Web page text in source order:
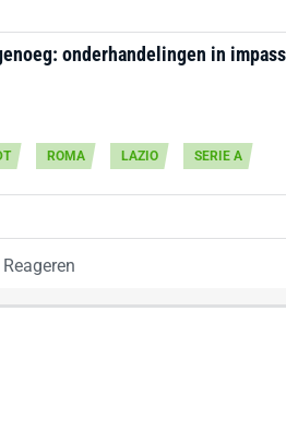
onderhandelingen in
ROMA LAZIO SERIE A
Reageren